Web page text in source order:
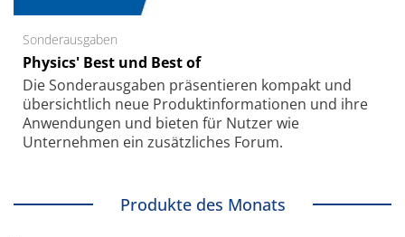
Sonderausgaben
Physics' Best und Best of
Die Sonder­ausgaben präsentieren kompakt und
übersichtlich neue Produkt­informationen und ihre
Anwendungen und bieten für Nutzer wie
Unternehmen ein zusätzliches Forum.
Produkte des Monats